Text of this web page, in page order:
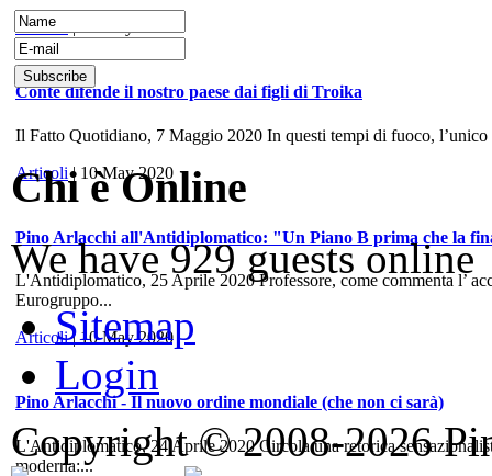
Articoli
Conte difende il nostro paese dai figli di Troika
Il Fatto Quotidiano, 7 Maggio 2020 In questi tempi di fuoco,
Articoli| 10 May 2020
Pino Arlacchi all'Antidiplomatico: "Un Piano B prima che la
L'Antidiplomatico, 25 Aprile 2020 Professore, come commenta l’
Eurogruppo...
Articoli| 10 May 2020
Pino Arlacchi - Il nuovo ordine mondiale (che non ci sarà)
L'Antidiplomatico, 24 Aprile 2020 Circola una retorica
moderna:...
Chi è Online
We have 929 guests online
Sitemap
Login
Copyright © 2008-2026